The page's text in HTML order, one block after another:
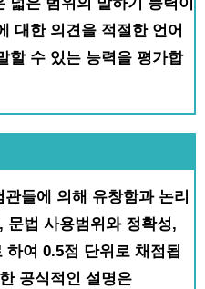
은 범위의 말하기 능력이
대한 의견을 적절한 언어
할 수 있는 능력을 평가합
들에 의해 유창함과 논리
문법 사용범위와 정확성,
여 0.5점 단위로 채점됩
공식적인 설명은